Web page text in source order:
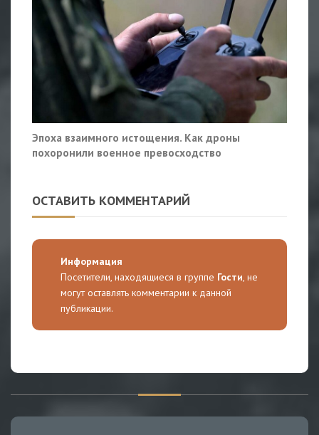
Эпоха взаимного истощения. Как дроны
похоронили военное превосходство
ОСТАВИТЬ КОММЕНТАРИЙ
Информация
Посетители, находящиеся в группе Гости, не
могут оставлять комментарии к данной
публикации.